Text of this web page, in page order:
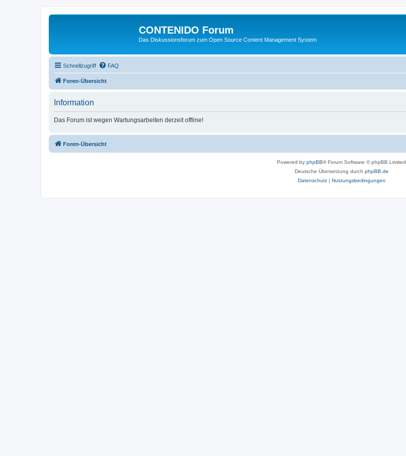
CONTENIDO Forum
Das Diskussionsforum zum Open Source Content Management System
Schnellzugriff FAQ
Foren-Übersicht
Information
Das Forum ist wegen Wartungsarbeiten derzeit offline!
Foren-Übersicht
Powered by phpBB® Forum Software © phpBB Limited
Deutsche Übersetzung durch phpBB.de
Datenschutz| Nutzungsbedingungen